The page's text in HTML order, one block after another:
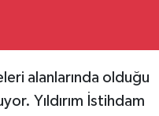
alanlarında olduğu
Yıldırım İstihdam